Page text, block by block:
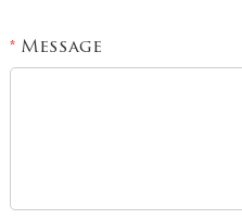
*Message